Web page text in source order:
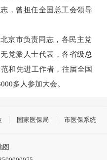
，曾担任全国总工会领导
市负责同志，各民主党
党派人士代表，各省级总
和先进工作者，往届全国
多人参加大会。
国家医保局 市医保系统
图